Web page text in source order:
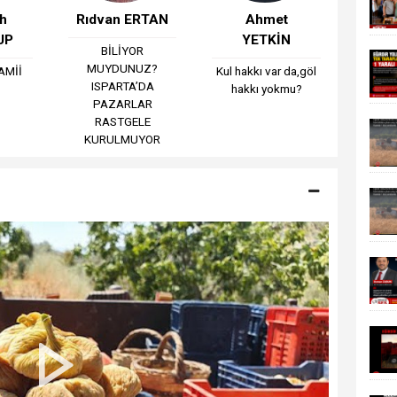
Rıdvan ERTAN
BİLİYOR
MUYDUNUZ?
ISPARTA’DA
PAZARLAR
RASTGELE
KURULMUYOR
Ahmet
YETKİN
Kul hakkı var da,göl
hakkı yokmu?